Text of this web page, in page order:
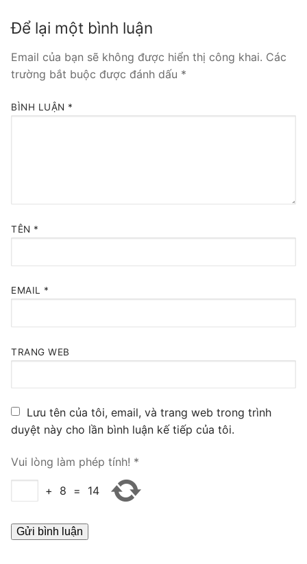
Tổng đài VoIP Yeastar S300
HOSTED PHONE SYSTEM
Tổng đài Yeastar Cloud
IPPBX FOR LARGE ENTERPRISES
FXS VoIP Gateway
FXO VoIP Gateway
VoIP GSM / 3G / 4G Gateways
E1 / T1 / PRI VoIP Gateway
PRI VoIP Gateway TE200
LIÊN HỆ
HƯỚNG DẪN
Để lại một bình luận
Email của bạn sẽ không được hiển thị công khai. Các
trường bắt buộc được đánh dấu *
BÌNH LUẬN *
TÊN *
EMAIL *
TRANG WEB
Lưu tên của tôi, email, và trang web trong trình
duyệt này cho lần bình luận kế tiếp của tôi.
Vui lòng làm phép tính! *
+ 8 = 14